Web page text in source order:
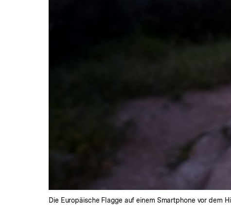
Die Europäische Flagge auf einem Smartphone vor dem